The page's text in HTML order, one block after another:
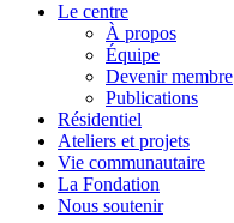
Le centre
À propos
Équipe
Devenir membre
Publications
Résidentiel
Ateliers et projets
Vie communautaire
La Fondation
Nous soutenir